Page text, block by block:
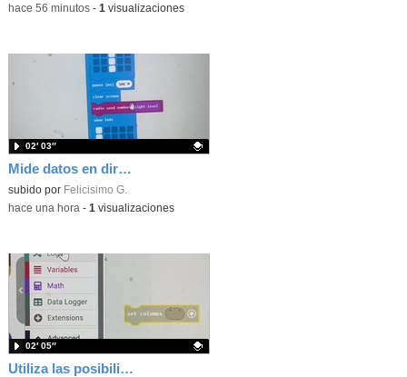
-hace 56 minutos- 1 visualizaciones
Mide datos en directo usando tu placa microbit y programando con MakeCode dos placas conectadas por radio
Contenido educativo.
subido por Felicisimo G.
02′ 03″
-hace una hora - 1 visualizaciones
Utiliza las posibilidades de tu microbit programando com MakeCode para medir temperatura y nivel de luz con Datalogger
02′ 05″